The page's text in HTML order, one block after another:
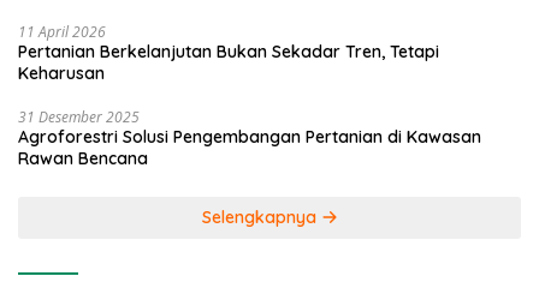
11 April 2026
Pertanian Berkelanjutan Bukan Sekadar Tren, Tetapi
Keharusan
31 Desember 2025
Agroforestri Solusi Pengembangan Pertanian di Kawasan
Rawan Bencana
Selengkapnya